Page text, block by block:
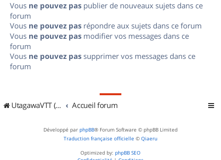
Vous ne pouvez pas publier de nouveaux sujets dans ce
forum
Vous ne pouvez pas répondre aux sujets dans ce forum
Vous ne pouvez pas modifier vos messages dans ce
forum
Vous ne pouvez pas supprimer vos messages dans ce
forum
UtagawaVTT (Randos VTT et VTTAE avec traces GPS) Accueil forum
Développé par phpBB® Forum Software © phpBB Limited
Traduction française officielle © Qiaeru
Optimized by: phpBB SEO